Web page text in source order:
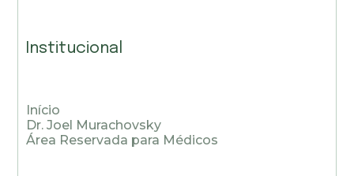
Institucional
Início
Dr. Joel Murachovsky
Área Reservada para Médicos